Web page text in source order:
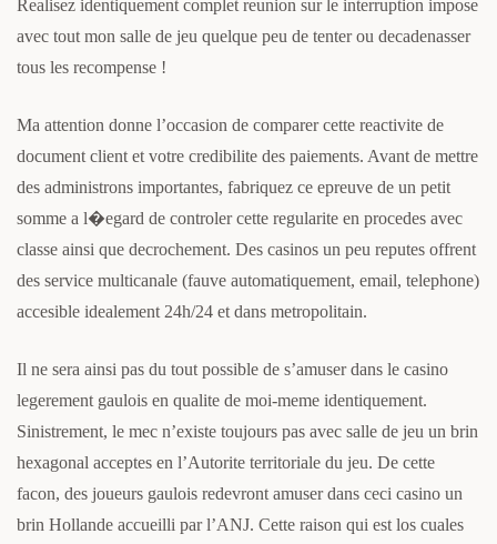
Realisez identiquement complet reunion sur le interruption impose
avec tout mon salle de jeu quelque peu de tenter ou decadenasser
tous les recompense !
Ma attention donne l’occasion de comparer cette reactivite de
document client et votre credibilite des paiements. Avant de mettre
des administrons importantes, fabriquez ce epreuve de un petit
somme a l�egard de controler cette regularite en procedes avec
classe ainsi que decrochement. Des casinos un peu reputes offrent
des service multicanale (fauve automatiquement, email, telephone)
accesible idealement 24h/24 et dans metropolitain.
Il ne sera ainsi pas du tout possible de s’amuser dans le casino
legerement gaulois en qualite de moi-meme identiquement.
Sinistrement, le mec n’existe toujours pas avec salle de jeu un brin
hexagonal acceptes en l’Autorite territoriale du jeu. De cette
facon, des joueurs gaulois redevront amuser dans ceci casino un
brin Hollande accueilli par l’ANJ. Cette raison qui est los cuales